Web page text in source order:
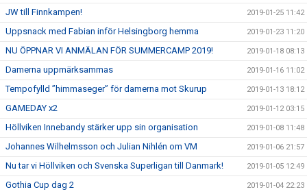
JW till Finnkampen! 2019-01-25 11:42
Uppsnack med Fabian inför Helsingborg hemma 2019-01-23 11:20
NU ÖPPNAR VI ANMÄLAN FÖR SUMMERCAMP 2019! 2019-01-18 08:13
Damerna uppmärksammas 2019-01-16 11:02
Tempofylld ”himmaseger” för damerna mot Skurup 2019-01-13 18:12
GAMEDAY x2 2019-01-12 03:15
Höllviken Innebandy stärker upp sin organisation 2019-01-08 11:48
Johannes Wilhelmsson och Julian Nihlén om VM 2019-01-06 21:57
Nu tar vi Höllviken och Svenska Superligan till Danmark! 2019-01-05 12:49
Gothia Cup dag 2 2019-01-04 22:23